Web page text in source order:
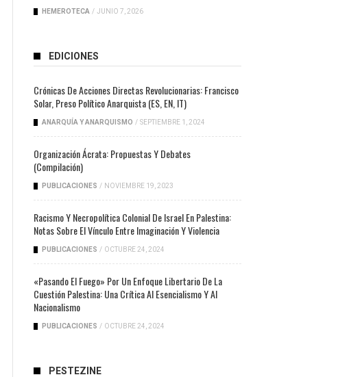
HEMEROTECA / JUNIO 7, 2026
EDICIONES
Crónicas De Acciones Directas Revolucionarias: Francisco
Solar, Preso Político Anarquista (ES, EN, IT)
ANARQUÍA Y ANARQUISMO / SEPTIEMBRE 1, 2024
Organización Ácrata: Propuestas Y Debates
(compilación)
PUBLICACIONES / NOVIEMBRE 19, 2023
Racismo Y Necropolítica Colonial De Israel En Palestina:
Notas Sobre El Vínculo Entre Imaginación Y Violencia
PUBLICACIONES / OCTUBRE 24, 2024
«Pasando El Fuego» Por Un Enfoque Libertario De La
Cuestión Palestina: Una Crítica Al Esencialismo Y Al
Nacionalismo
PUBLICACIONES / OCTUBRE 24, 2024
PESTEZINE